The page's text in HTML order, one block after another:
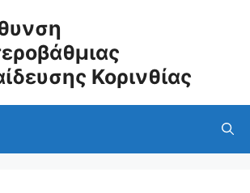
Κορινθίας